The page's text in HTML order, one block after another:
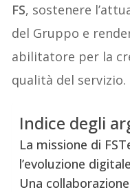
FS, sostenere
del Gruppo e
abilitatore per la
qualità del servizio.
Indice degli
La missione di
l’evoluzione
Una